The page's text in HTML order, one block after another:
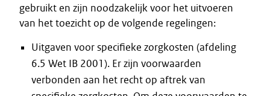
gebruikt en zijn noodzakelijk voor het uitvoeren
van het toezicht op de volgende regelingen:
Uitgaven voor specifieke zorgkosten (afdeling
6.5 Wet IB 2001). Er zijn voorwaarden
verbonden aan het recht op aftrek van